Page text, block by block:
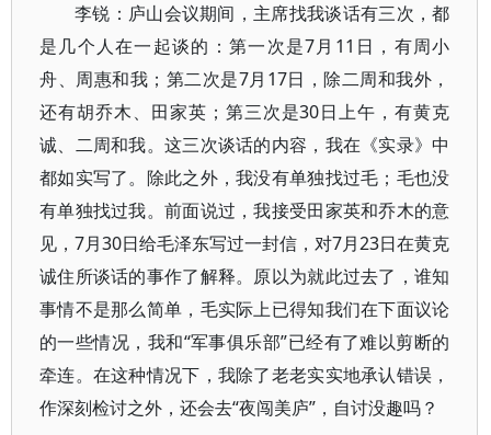
李锐：庐山会议期间，主席找我谈话有三次，都
是几个人在一起谈的：第一次是7月11日，有周小
舟、周惠和我；第二次是7月17日，除二周和我外，
还有胡乔木、田家英；第三次是30日上午，有黄克
诚、二周和我。这三次谈话的内容，我在《实录》中
都如实写了。除此之外，我没有单独找过毛；毛也没
有单独找过我。前面说过，我接受田家英和乔木的意
见，7月30日给毛泽东写过一封信，对7月23日在黄克
诚住所谈话的事作了解释。原以为就此过去了，谁知
事情不是那么简单，毛实际上已得知我们在下面议论
的一些情况，我和“军事俱乐部”已经有了难以剪断的
牵连。在这种情况下，我除了老老实实地承认错误，
作深刻检讨之外，还会去“夜闯美庐”，自讨没趣吗？